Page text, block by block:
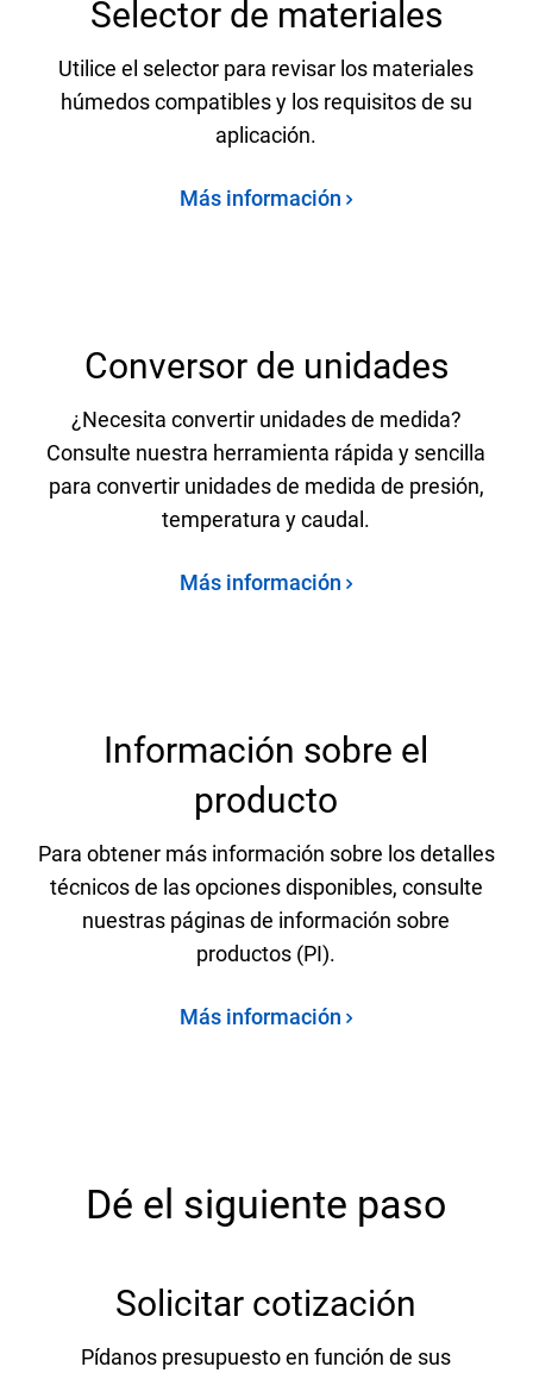
Selector de materiales
Utilice el selector para revisar los materiales
húmedos compatibles y los requisitos de su
aplicación.
Más información
Conversor de unidades
¿Necesita convertir unidades de medida?
Consulte nuestra herramienta rápida y sencilla
para convertir unidades de medida de presión,
temperatura y caudal.
Más información
Información sobre el
producto
Para obtener más información sobre los detalles
técnicos de las opciones disponibles, consulte
nuestras páginas de información sobre
productos (PI).
Más información
Dé el siguiente paso
Solicitar cotización
Pídanos presupuesto en función de sus